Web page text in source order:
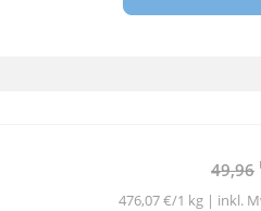
49,96
476,07 €/1 kg | inkl.